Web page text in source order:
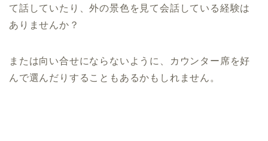
て話していたり、外の景色を見て会話している経験は
ありませんか？
または向い合せにならないように、カウンター席を好
んで選んだりすることもあるかもしれません。